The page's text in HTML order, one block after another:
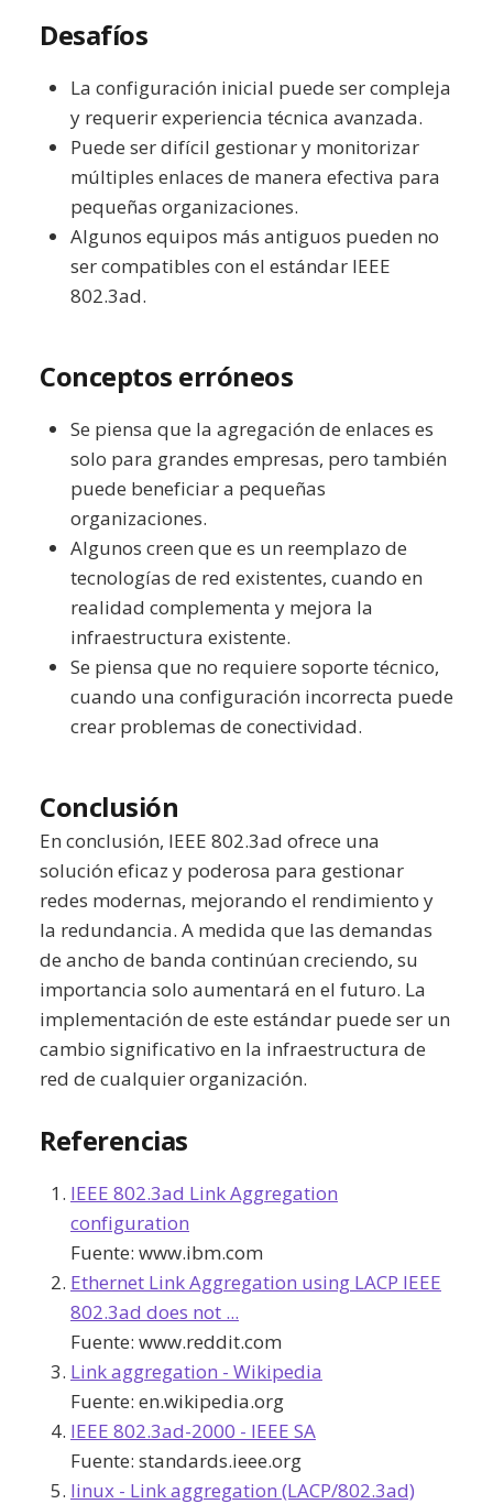
Desafíos
La configuración inicial puede ser compleja
y requerir experiencia técnica avanzada.
Puede ser difícil gestionar y monitorizar
múltiples enlaces de manera efectiva para
pequeñas organizaciones.
Algunos equipos más antiguos pueden no
ser compatibles con el estándar IEEE
802.3ad.
Conceptos erróneos
Se piensa que la agregación de enlaces es
solo para grandes empresas, pero también
puede beneficiar a pequeñas
organizaciones.
Algunos creen que es un reemplazo de
tecnologías de red existentes, cuando en
realidad complementa y mejora la
infraestructura existente.
Se piensa que no requiere soporte técnico,
cuando una configuración incorrecta puede
crear problemas de conectividad.
Conclusión
En conclusión, IEEE 802.3ad ofrece una
solución eficaz y poderosa para gestionar
redes modernas, mejorando el rendimiento y
la redundancia. A medida que las demandas
de ancho de banda continúan creciendo, su
importancia solo aumentará en el futuro. La
implementación de este estándar puede ser un
cambio significativo en la infraestructura de
red de cualquier organización.
Referencias
IEEE 802.3ad Link Aggregation
configuration
Fuente: www.ibm.com
Ethernet Link Aggregation using LACP IEEE
802.3ad does not ...
Fuente: www.reddit.com
Link aggregation - Wikipedia
Fuente: en.wikipedia.org
IEEE 802.3ad-2000 - IEEE SA
Fuente: standards.ieee.org
linux - Link aggregation (LACP/802.3ad)